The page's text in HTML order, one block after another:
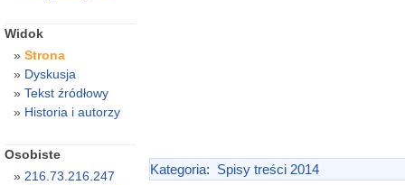
Kategoria: Spisy treści 2014
Widok
Strona
Dyskusja
Tekst źródłowy
Historia i autorzy
Osobiste
216.73.216.247